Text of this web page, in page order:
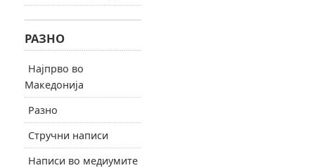
РАЗНО
Најпрво во
Македонија
Разно
Стручни написи
Написи во медиумите